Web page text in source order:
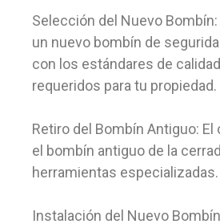
Selección del Nuevo
un nuevo bombín de
con los estándares de
requeridos para tu propiedad.
Retiro del Bombín Antiguo: El
el bombín antiguo de la
herramientas especializadas.
Instalación del Nuevo